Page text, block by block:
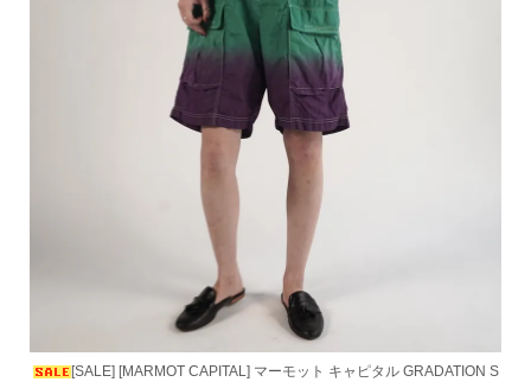
[SALE] [MARMOT CAPITAL] マーモット キャピタル GRADATION S